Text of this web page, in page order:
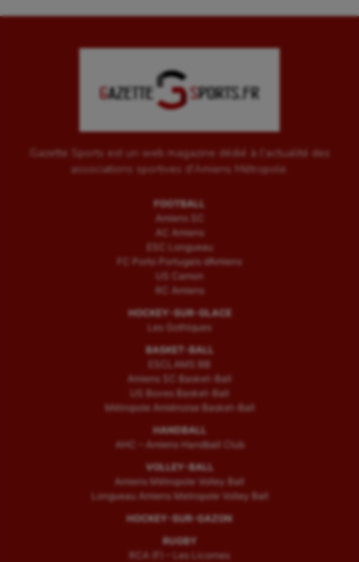
Gazette Sports est un web magazine dédié à l'actualité des
associations sportives d'Amiens Métropole.
FOOTBALL
Amiens SC
AC Amiens
ESC Longueau
FC Porto Portugais d’Amiens
US Camon
RC Amiens
HOCKEY-SUR-GLACE
Les Gothiques
BASKET-BALL
ESCLAMS BB
Amiens SC Basket-Ball
US Boves Basket-Ball
Métropole Amiénoise Basket-Ball
HANDBALL
AHC – Amiens Handball Club
VOLLEY-BALL
Amiens Métropole Volley Ball
Longueau Amiens Metropole Volley Ball
HOCKEY-SUR-GAZON
RUGBY
RCA (F) – Les Licornes